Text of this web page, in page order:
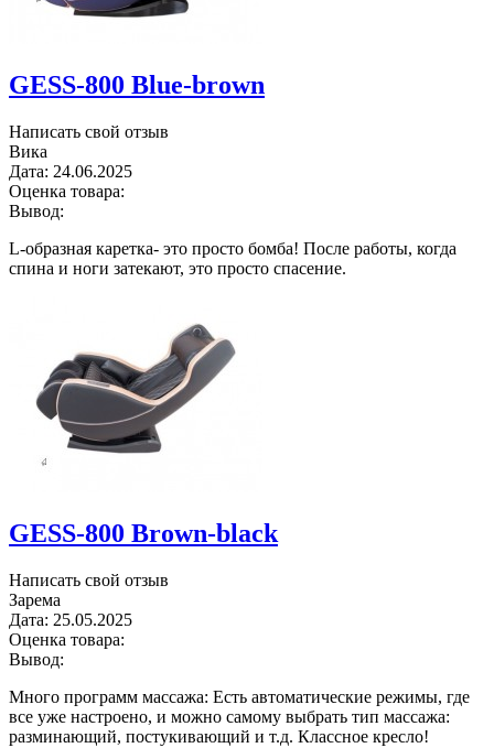
GESS-800 Blue-brown
Написать свой отзыв
Вика
Дата: 24.06.2025
Оценка товара:
Вывод:
L-образная каретка- это просто бомба! После работы, когда
спина и ноги затекают, это просто спасение.
GESS-800 Brown-black
Написать свой отзыв
Зарема
Дата: 25.05.2025
Оценка товара:
Вывод:
Много программ массажа: Есть автоматические режимы, где
все уже настроено, и можно самому выбрать тип массажа:
разминающий, постукивающий и т.д. Классное кресло!